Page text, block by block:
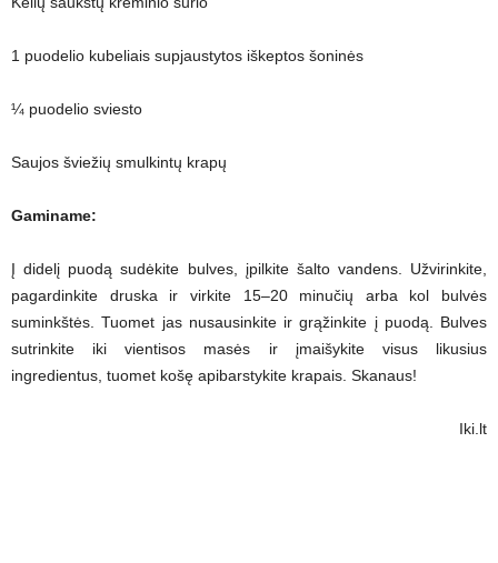
1 puodelio kubeliais supjaustytos iškeptos šoninės
¼ puodelio sviesto
Saujos šviežių smulkintų krapų
Gaminame:
Į didelį puodą sudėkite bulves, įpilkite šalto vandens. Užvirinkite,
pagardinkite druska ir virkite 15–20 minučių arba kol bulvės
suminkštės. Tuomet jas nusausinkite ir grąžinkite į puodą. Bulves
sutrinkite iki vientisos masės ir įmaišykite visus likusius
ingredientus, tuomet košę apibarstykite krapais. Skanaus!
Iki.lt